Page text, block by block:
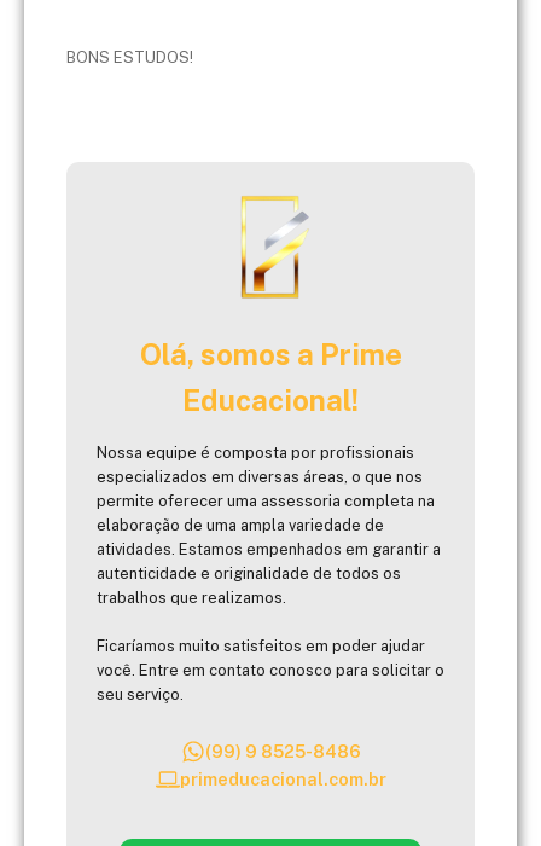
BONS ESTUDOS!
Olá, somos a Prime
Educacional!
Nossa equipe é composta por profissionais
especializados em diversas áreas, o que nos
permite oferecer uma assessoria completa na
elaboração de uma ampla variedade de
atividades. Estamos empenhados em garantir a
autenticidade e originalidade de todos os
trabalhos que realizamos.
Ficaríamos muito satisfeitos em poder ajudar
você. Entre em contato conosco para solicitar o
seu serviço.
(99) 9 8525-8486
primeducacional.com.br